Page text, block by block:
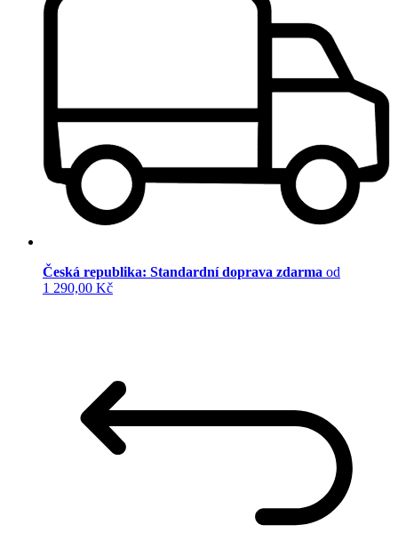
Česká republika: Standardní doprava zdarma od
1 290,00 Kč